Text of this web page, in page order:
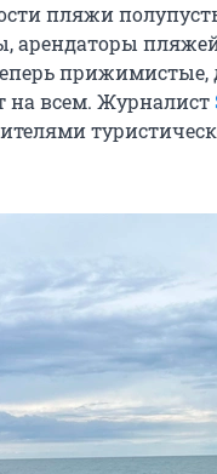
пляжи
арендаторы
прижимистые,
на всем. Журналист